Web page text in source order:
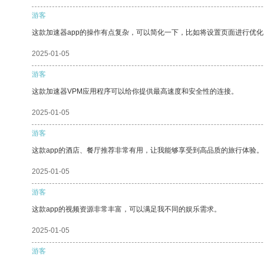
游客
这款加速器app的操作有点复杂，可以简化一下，比如将设置页面进行优
2025-01-05
游客
这款加速器VPM应用程序可以给你提供最高速度和安全性的连接。
2025-01-05
游客
这款app的酒店、餐厅推荐非常有用，让我能够享受到高品质的旅行体验。
2025-01-05
游客
这款app的视频资源非常丰富，可以满足我不同的娱乐需求。
2025-01-05
游客